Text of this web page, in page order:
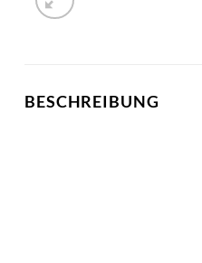
BESCHREIBUNG